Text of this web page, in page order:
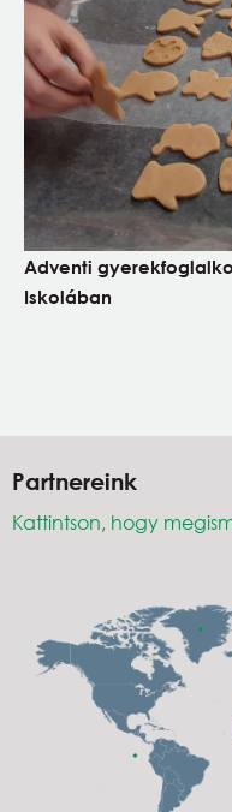
Adventi
Iskolában
Partnereink
Kattintson, hogy